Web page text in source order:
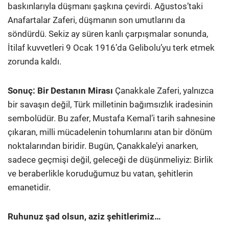
baskınlarıyla düşmanı şaşkına çevirdi. Ağustos’taki
Anafartalar Zaferi, düşmanın son umutlarını da
söndürdü. Sekiz ay süren kanlı çarpışmalar sonunda,
İtilaf kuvvetleri 9 Ocak 1916’da Gelibolu’yu terk etmek
zorunda kaldı.
Sonuç: Bir Destanın Mirası Çanakkale Zaferi, yalnızca
bir savaşın değil, Türk milletinin bağımsızlık iradesinin
sembolüdür. Bu zafer, Mustafa Kemal’i tarih sahnesine
çıkaran, milli mücadelenin tohumlarını atan bir dönüm
noktalarından biridir. Bugün, Çanakkale’yi anarken,
sadece geçmişi değil, geleceği de düşünmeliyiz: Birlik
ve beraberlikle koruduğumuz bu vatan, şehitlerin
emanetidir.
Ruhunuz şad olsun, aziz şehitlerimiz…